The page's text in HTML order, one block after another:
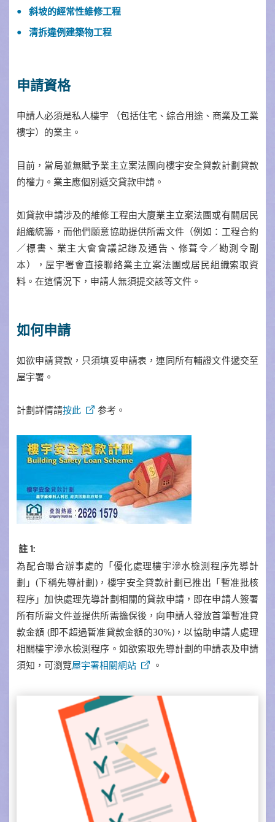
斜坡的經常性維修工程
清拆違例建築物工程
申請資格
申請人必須是私人樓宇 （包括住宅、綜合用途、商業及工業
樓宇）的業主。
目前，當局並無賦予業主立案法團向樓宇安全貸款計劃貸款
的權力。業主應個別遞交貸款申請。
如貸款申請涉及的維修工程由大廈業主立案法團或有關居民
組織統籌，而他們願意協助提供所需文件（例如：工程合約
／標書、業主大會會議記錄及通告、修葺令／勘測令副
本），屋宇署會直接聯絡業主立案法團或居民組織索取資
料。在這情況下，申請人無須提交該等文件。
如何申請
如欲申請貸款，只須填妥申請表，連同所有輔證文件遞交至
屋宇署。
計劃詳情請按此 参考。
註 1:
為配合聯合辦事處的「優化處理樓宇滲水檢測程序先導計
劃」(下稱先導計劃)，樓宇安全貸款計劃已推出「暫准批核
程序」加快處理先導計劃相關的貸款申請，即在申請人簽署
所有所需文件並提供所需擔保後，向申請人發放首筆暫准貸
款金額 (即不超過暫准貸款金額的30%)，以協助申請人處理
相關樓宇滲水檢測程序。如欲索取先導計劃的申請表及申請
須知，可瀏覽屋宇署相關網站 。